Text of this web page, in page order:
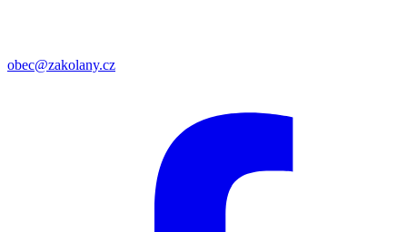
obec@zakolany.cz